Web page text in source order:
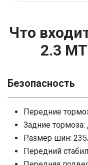
Что
2.3
Безопасность
Передние
Задние
Размер шин:
Передний